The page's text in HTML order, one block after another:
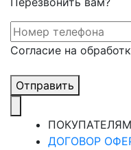
Cогласие на
Отправить
ПОКУПАТЕЛЯМ
ДОГОВОР